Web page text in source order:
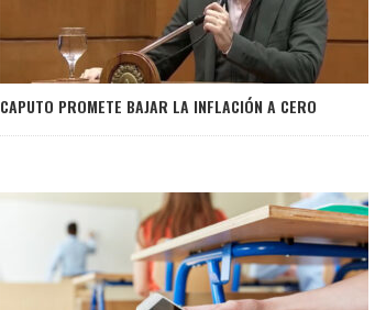
CAPUTO PROMETE BAJAR LA INFLACIÓN A CERO